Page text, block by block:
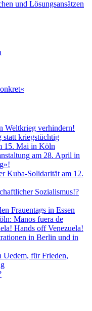
Weltkrieg verhindern!
statt kriegstüchtig
15. Mai in Köln
am 28. April in
Kuba-Solidarität am 12.
Sozialismus!?
Frauentags in Essen
Manos fuera de
Hands off Venezuela!
in Berlin und in
Uedem, für Frieden,